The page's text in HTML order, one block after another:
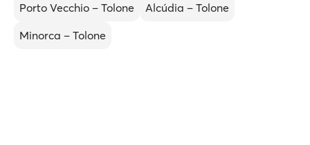
Porto Vecchio – Tolone
Alcúdia – Tolone
Minorca – Tolone